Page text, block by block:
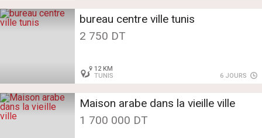
bureau centre ville tunis
2 750 DT
12 KM
TUNIS
6 JOURS
Maison arabe dans la vieille ville
1 700 000 DT